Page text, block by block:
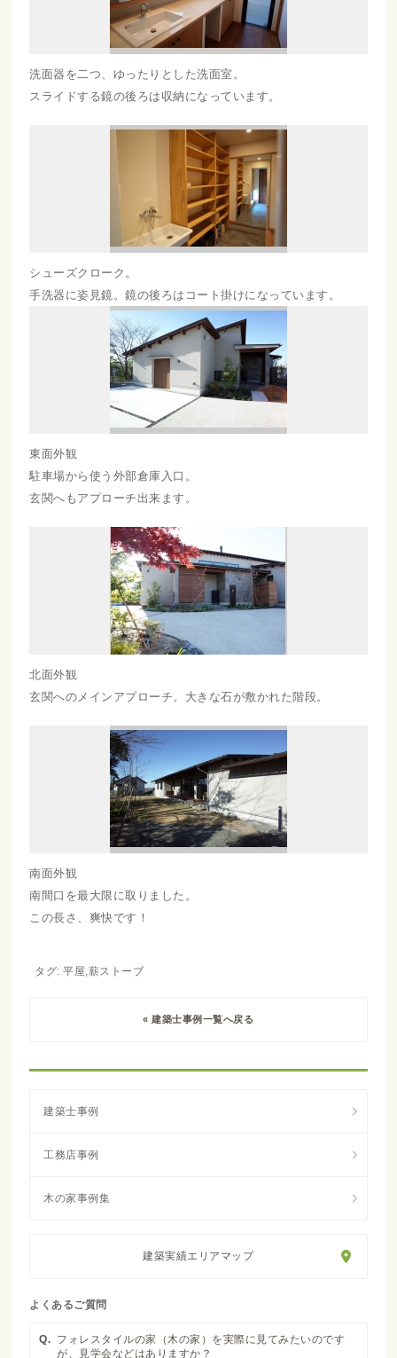
洗面器を二つ、ゆったりとした洗面室。
スライドする鏡の後ろは収納になっています。
シューズクローク。
手洗器に姿見鏡。鏡の後ろはコート掛けになっています。
東面外観
駐車場から使う外部倉庫入口。
玄関へもアプローチ出来ます。
北面外観
玄関へのメインアプローチ。大きな石が敷かれた階段。
南面外観
南間口を最大限に取りました。
この長さ、爽快です！
タグ: 平屋,薪ストーブ
« 建築士事例一覧へ戻る
建築実績エリアマップ
よくあるご質問
Q. フォレスタイルの家（木の家）を実際に見てみたいのです
が、見学会などはありますか？